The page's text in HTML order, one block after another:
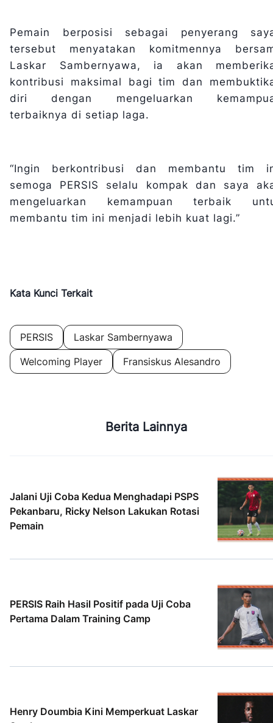
Pemain berposisi sebagai penyerang
tersebut menyatakan komitmennya
Laskar Sambernyawa, ia akan
kontribusi maksimal bagi tim dan
diri dengan mengeluarkan
terbaiknya di setiap laga.
“Ingin berkontribusi dan membantu tim
semoga PERSIS selalu kompak dan saya
mengeluarkan kemampuan terbaik
membantu tim ini menjadi lebih kuat lagi.”
Kata Kunci Terkait
PERSIS
Laskar Sambernyawa
Welcoming Player
Fransiskus Alesandro
Berita Lainnya
Jalani Uji Coba Kedua Menghadapi PSPS
Pekanbaru, Ricky Nelson Lakukan Rotasi
Pemain
PERSIS Raih Hasil Positif pada Uji Coba
Pertama Dalam Training Camp
Henry Doumbia Kini Memperkuat Laskar